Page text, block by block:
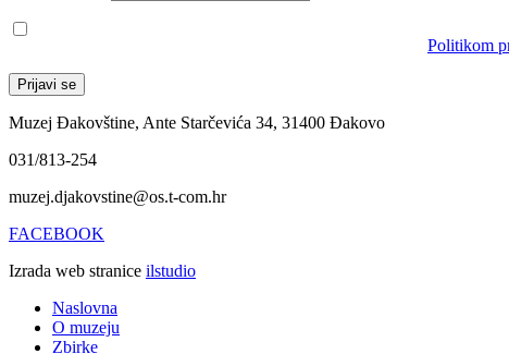
Politikom
Muzej Đakovštine, Ante Starčevića 34, 31400 Đakovo
031/813-254
muzej.djakovstine@os.t-com.hr
FACEBOOK
Izrada web stranice ilstudio
Naslovna
O muzeju
Zbirke